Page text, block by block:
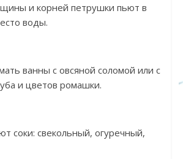
и корней петрушки пьют в
воды.
ванны с овсяной соломой или с
и цветов ромашки.
соки: свекольный, огуречный,